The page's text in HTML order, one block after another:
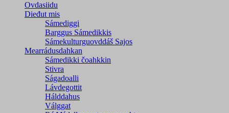
Ovdasiidu
Dieđut mis
Sámediggi
Barggus Sámedikkis
Sámekulturguovddáš Sajos
Mearrádusdahkan
Sámedikki čoahkkin
Stivra
Ságadoalli
Lávdegottit
Hálddahus
Válggat